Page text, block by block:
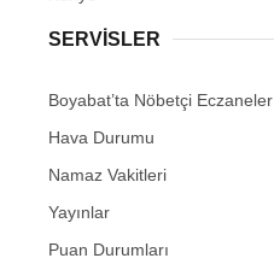
SERVISLER
Boyabat’ta Nöbetçi Eczaneler
Hava Durumu
Namaz Vakitleri
Yayınlar
Puan Durumları